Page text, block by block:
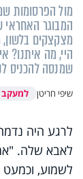
מול הפרסומות
המבוגר האחראי
מצקצקים בלשון,
היי, מה איתנו?
שמנסה להכניס
שיפי חריטן למעקב
לרגע היה
לאבא שלה.
לשמוע, וכמעט